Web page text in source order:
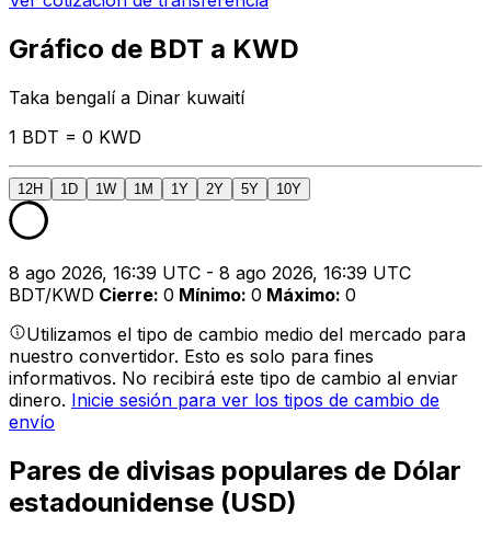
Gráfico de BDT a KWD
Taka bengalí a Dinar kuwaití
1 BDT = 0 KWD
12H 1D 1W 1M 1Y 2Y 5Y 10Y
8 ago 2026, 16:39 UTC - 8 ago 2026, 16:39 UTC
BDT/KWD Cierre: 0 Mínimo: 0 Máximo: 0
Utilizamos el tipo de cambio medio del mercado para
nuestro convertidor. Esto es solo para fines
informativos. No recibirá este tipo de cambio al enviar
dinero. Inicie sesión para ver los tipos de cambio de
envío
Pares de divisas populares de Dólar
estadounidense (USD)